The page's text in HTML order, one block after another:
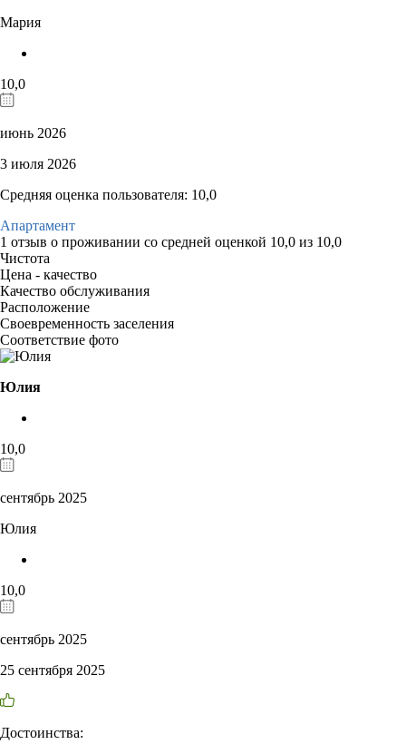
Мария
10,0
июнь 2026
3 июля 2026
Средняя оценка пользователя: 10,0
Апартамент
1 отзыв о проживании со средней оценкой 10,0 из 10,0
Чистота
Цена - качество
Качество обслуживания
Расположение
Своевременность заселения
Соответствие фото
Юлия
10,0
сентябрь 2025
Юлия
10,0
сентябрь 2025
25 сентября 2025
Достоинства: